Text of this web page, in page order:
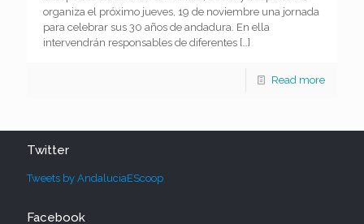
organiza el próximo jueves, 19 de noviembre una jornada
para celebrar sus 30 años de andadura. En ella
intervendrán responsables de diferentes […]
Read more
Twitter
Tweets by AndaluciaEScoop
Facebook